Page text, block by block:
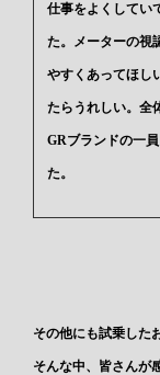
仕事をよくしてい
た。メーターの視
やすくあってほし
たらうれしい。全
GRブランドの一
た。
その他にも試乗した
そんな中、皆さんが